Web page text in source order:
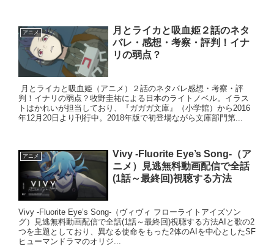
アニメ
月とライカと吸血姫２話のネタ
バレ・感想・考察・評判！イナ
リの弱点？
月とライカと吸血姫（アニメ）２話のネタバレ感想・考察・評
判！イナリの弱点？牧野圭祐による日本のライトノベル。イラス
トはかれいが担当しており、『ガガガ文庫』（小学館）から2016
年12月20日より刊行中。2018年版で初登場ながら文庫部門第...
アニメ
Vivy -Fluorite Eye’s Song-（ア
ニメ）見逃無料動画配信で全話
(1話～最終回)視聴する方法
Vivy -Fluorite Eye’s Song-（ヴィヴィ フローライトアイズソン
グ）見逃無料動画配信で全話(1話～最終回)視聴する方法AIと歌の2
つを主題としており、異なる使命をもった2体のAIを中心としたSF
ヒューマンドラマのオリジ...